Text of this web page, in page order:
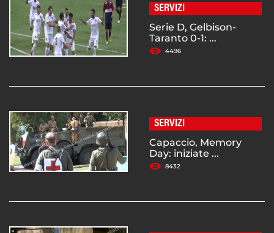
SERVIZI
Serie D, Gelbison-
Taranto 0-1: ...
4496
SERVIZI
Capaccio, Memory
Day: iniziate ...
8432